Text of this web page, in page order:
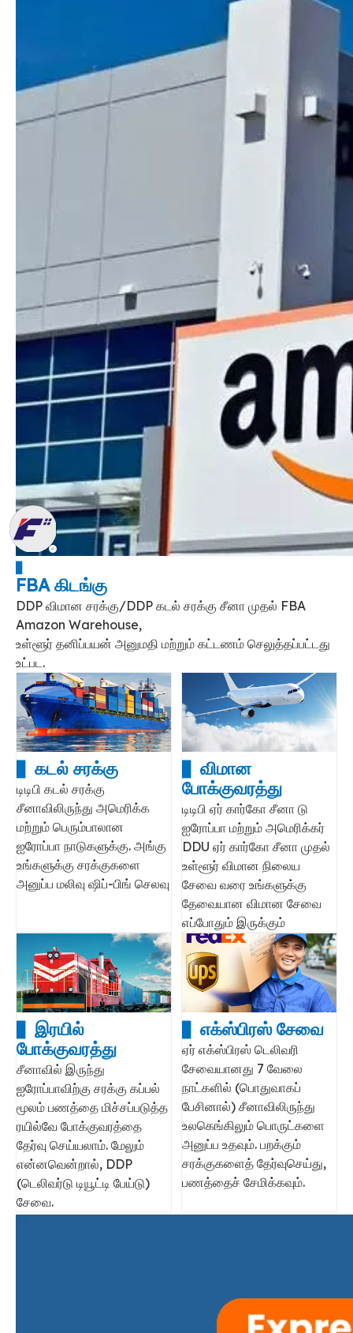
FBA கிடங்கு
DDP விமான சரக்கு/DDP கடல் சரக்கு சீனா முதல் FBA
Amazon Warehouse,
உள்ளூர் தனிப்பயன் அனுமதி மற்றும் கட்டணம் செலுத்தப்பட்டது
உட்பட.
▋ கடல் சரக்கு
டிடிபி கடல் சரக்கு
சீனாவிலிருந்து அமெரிக்க
மற்றும் பெரும்பாலான
ஐரோப்பா நாடுகளுக்கு. அங்கு
உங்களுக்கு சரக்குகளை
அனுப்ப மலிவு ஷிப்-பிங் செலவு
▋ விமான
போக்குவரத்து
டிடிபி ஏர் கார்கோ சீனா டு
ஐரோப்பா மற்றும் அமெரிக்கர்
DDU ஏர் கார்கோ சீனா முதல்
உள்ளூர் விமான நிலைய
சேவை வரை உங்களுக்கு
தேவையான விமான சேவை
எப்போதும் இருக்கும்
▋ இரயில்
போக்குவரத்து
சீனாவில் இருந்து
ஐரோப்பாவிற்கு சரக்கு கப்பல்
மூலம் பணத்தை மிச்சப்படுத்த
ரயில்வே போக்குவரத்தை
தேர்வு செய்யலாம். மேலும்
என்னவென்றால், DDP
(டெலிவர்டு டியூட்டி பேய்டு)
சேவை.
▋ எக்ஸ்பிரஸ் சேவை
ஏர் எக்ஸ்பிரஸ் டெலிவரி
சேவையானது 7 வேலை
நாட்களில் (பொதுவாகப்
பேசினால்) சீனாவிலிருந்து
உலகெங்கிலும் பொருட்களை
அனுப்ப உதவும். பறக்கும்
சரக்குகளைத் தேர்வுசெய்து,
பணத்தைச் சேமிக்கவும்.